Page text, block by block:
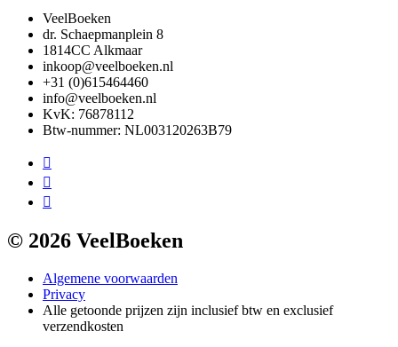
VeelBoeken
dr. Schaepmanplein 8
1814CC Alkmaar
inkoop@veelboeken.nl
+31 (0)615464460
info@veelboeken.nl
KvK: 76878112
Btw-nummer: NL003120263B79
© 2026 VeelBoeken
Algemene voorwaarden
Privacy
Alle getoonde prijzen zijn inclusief btw en exclusief
verzendkosten